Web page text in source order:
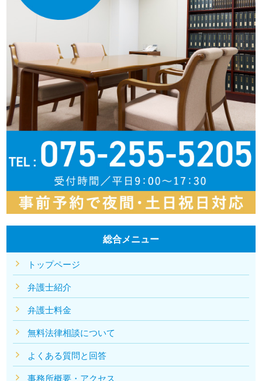
総合メニュー
トップページ
弁護士紹介
弁護士料金
無料法律相談について
よくある質問と回答
事務所概要・アクセス